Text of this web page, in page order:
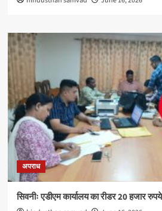
अपराध
सिवनीः एडीएम कार्यालय का रीडर 20 हजार